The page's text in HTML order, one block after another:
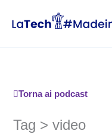
Torna ai podcast
Tag > video